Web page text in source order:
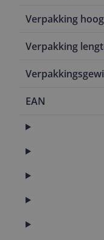
Verpakking
Verpakking
EAN